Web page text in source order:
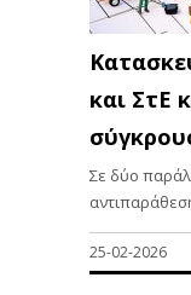
και ΣτΕ
Σε δύο
25-02-2026